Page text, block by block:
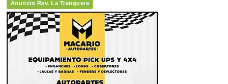
Anuncio Rev. La Tranquera